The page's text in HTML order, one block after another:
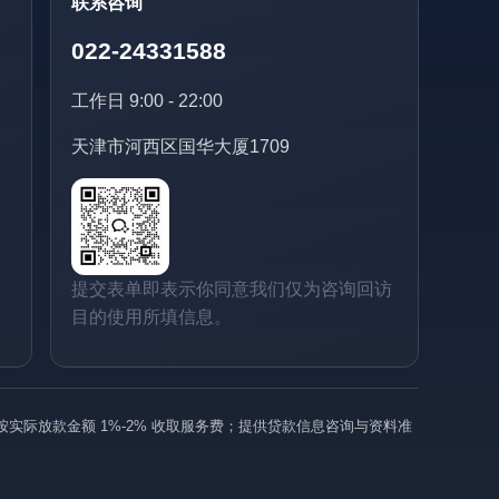
022-24331588
工作日 9:00 - 22:00
天津市河西区国华大厦1709
提交表单即表示你同意我们仅为咨询回访
目的使用所填信息。
际放款金额 1%-2% 收取服务费；提供贷款信息咨询与资料准